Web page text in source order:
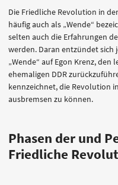
Die Friedliche Revolution in
häufig auch als „Wende“
selten auch die Erfahrungen
werden. Daran entzündet sich
„Wende“ auf Egon Krenz,
ehemaligen DDR
kennzeichnet, die Revolution
ausbremsen zu können.
Phasen der und
Friedliche